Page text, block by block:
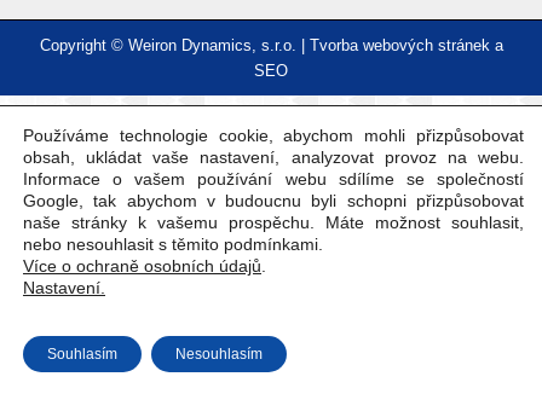
Copyright © Weiron Dynamics, s.r.o. | Tvorba webových stráneka
SEO
Používáme technologie cookie, abychom mohli přizpůsobovat
obsah, ukládat vaše nastavení, analyzovat provoz na webu.
Informace o vašem používání webu sdílíme se společností
Google, tak abychom v budoucnu byli schopni přizpůsobovat
naše stránky k vašemu prospěchu. Máte možnost souhlasit,
nebo nesouhlasit s těmito podmínkami.
Více o ochraně osobních údajů
Nastavení.
Souhlasím Nesouhlasím